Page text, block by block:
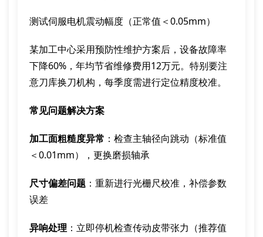
测试伺服电机震动幅度（正常值＜0.05mm）
某加工中心采用预防性维护方案后，设备故障率
下降60%，年均节省维修费用12万元。特别要注
意刀库换刀机构，每季度需进行定位精度校准。
常见问题解决方案
加工面粗糙度异常 ：检查主轴径向跳动（标准值
＜0.01mm），更换磨损轴承
尺寸偏差问题 ：重新进行光栅尺校准，补偿参数
误差
异响处理 ：立即停机检查传动皮带张力（推荐值